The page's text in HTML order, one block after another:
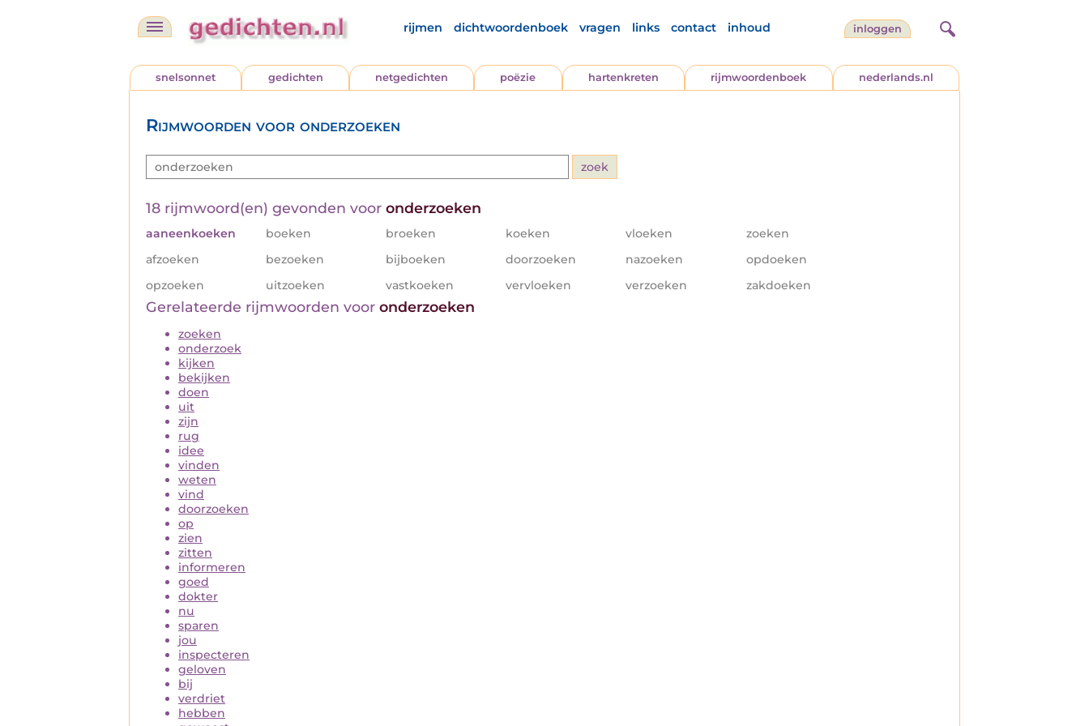
rijmen dichtwoordenboek vragen links contact inhoud inloggen
snelsonnet gedichten netgedichten poëzie hartenkreten rijmwoordenboek nederlands.nl
Rijmwoorden voor onderzoeken
18 rijmwoord(en) gevonden voor onderzoeken
aaneenkoeken boeken broeken koeken vloeken
zoeken
afzoeken
bezoeken bijboeken doorzoeken nazoeken
opdoeken
opzoeken
uitzoeken vastkoeken vervloeken verzoeken zakdoeken
Gerelateerde rijmwoorden voor onderzoeken
zoeken
onderzoek
kijken
bekijken
doen
uit
zijn
rug
idee
vinden
weten
vind
doorzoeken
op
zien
zitten
informeren
goed
dokter
nu
sparen
jou
inspecteren
geloven
bij
verdriet
hebben